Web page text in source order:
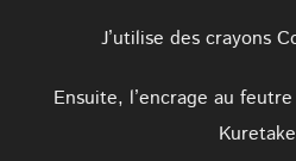
J’utilise des crayons
Ensuite, l’encrage au